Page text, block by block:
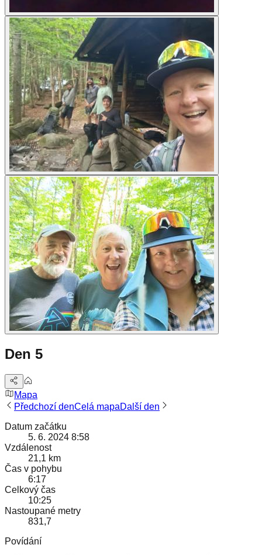
Den 5
Mapa
Předchozí denCelá mapaDalší den
Datum začátku
5. 6. 2024 8:58
Vzdálenost
21,1 km
Čas v pohybu
6:17
Celkový čas
10:25
Nastoupané metry
831,7
Povídání